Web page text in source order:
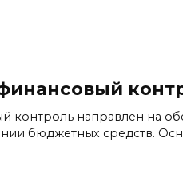
контроль направлен на
бюджетных средств.